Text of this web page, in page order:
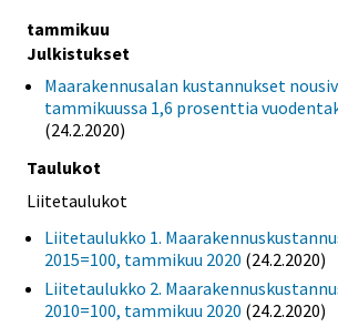
tammikuu
Julkistukset
Maarakennusalan kustannukset
tammikuussa 1,6 prosenttia
(24.2.2020)
Taulukot
Liitetaulukot
Liitetaulukko 1.
2015=100, tammikuu 2020 (24.2.2020)
Liitetaulukko 2.
2010=100, tammikuu 2020 (24.2.2020)